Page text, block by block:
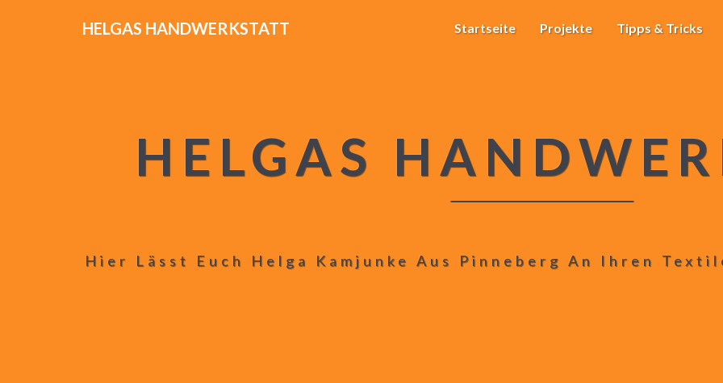
HELGAS HANDWERKSTATT Startseite Projekte Tipps & Tricks
HELGAS
Hier Lässt Euch Helga Kamjunke Aus Pinneberg An Ihren